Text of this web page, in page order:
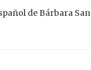
de Bárbara